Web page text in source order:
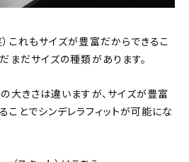
これもサイズが豊富だからできるこ
まだサイズの種類があります。
大きさは違いますが、サイズが豊富
とでシンデレラフィットが可能にな